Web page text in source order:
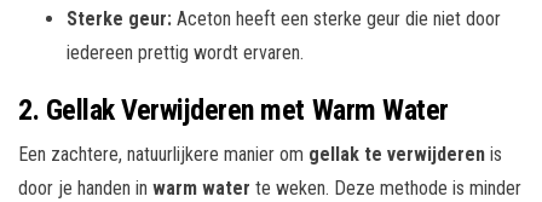
Sterke geur: Aceton heeft een sterke geur die niet door
iedereen prettig wordt ervaren.
2. Gellak Verwijderen met Warm Water
Een zachtere, natuurlijkere manier om gellak te verwijderen is
door je handen in warm water te weken. Deze methode is minder